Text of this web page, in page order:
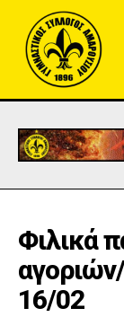
Φιλικά
16/02